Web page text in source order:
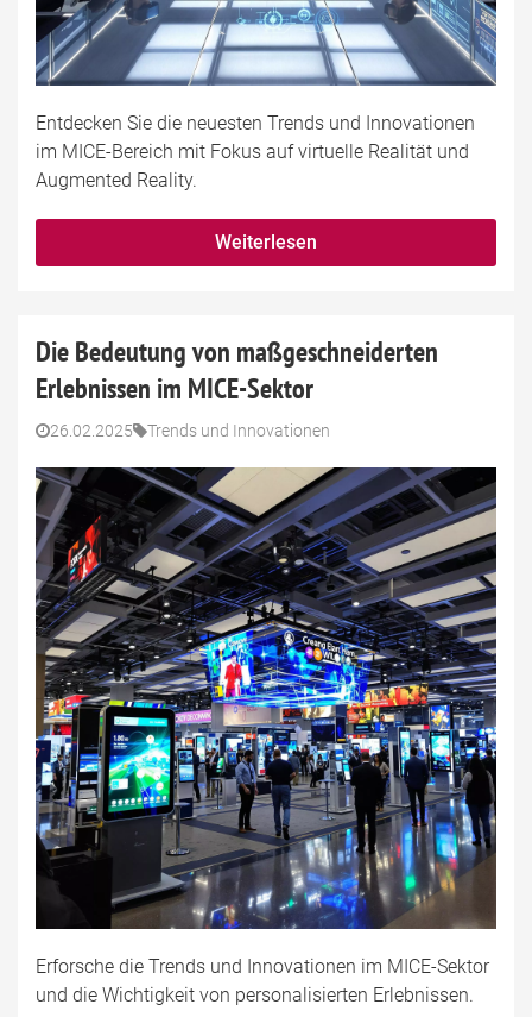
Entdecken Sie die neuesten Trends und Innovationen
im MICE-Bereich mit Fokus auf virtuelle Realität und
Augmented Reality.
Weiterlesen
Die Bedeutung von maßgeschneiderten
Erlebnissen im MICE-Sektor
26.02.2025 Trends und Innovationen
Erforsche die Trends und Innovationen im MICE-Sektor
und die Wichtigkeit von personalisierten Erlebnissen.